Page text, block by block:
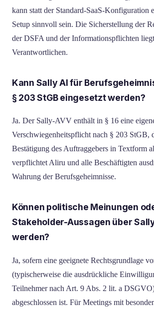
kann statt der Standard-SaaS-Konfiguration
Setup sinnvoll sein. Die Sicherstellung der
der DSFA und der Informationspflichten
Verantwortlichen.
Kann Sally AI für
§ 203 StGB eingesetzt werden?
Ja. Der Sally-AVV enthält in § 16 eine
Verschwiegenheitspflicht nach § 203 StGB,
Bestätigung des Auftraggebers in Textform
verpflichtet Aliru und alle Beschäftigten
Wahrung der Berufsgeheimnisse.
Können politische Meinungen
Stakeholder-Aussagen über
werden?
Ja, sofern eine geeignete Rechtsgrundlage
(typischerweise die ausdrückliche
Teilnehmer nach Art. 9 Abs. 2 lit. a
abgeschlossen ist. Für Meetings mit